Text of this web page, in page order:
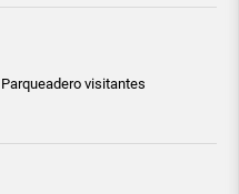
Parqueadero visitantes